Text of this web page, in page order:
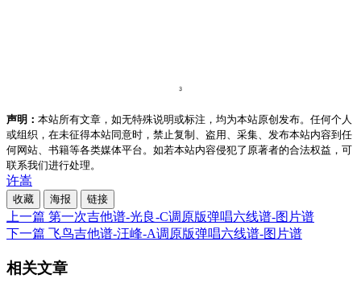
声明： 本站所有文章，如无特殊说明或标注，均为本站原创发布。任何个人
或组织，在未征得本站同意时，禁止复制、盗用、采集、发布本站内容到任
何网站、书籍等各类媒体平台。如若本站内容侵犯了原著者的合法权益，可
联系我们进行处理。
许嵩
收藏 海报 链接
上一篇 第一次吉他谱-光良-C调原版弹唱六线谱-图片谱
下一篇 飞鸟吉他谱-汪峰-A调原版弹唱六线谱-图片谱
相关文章